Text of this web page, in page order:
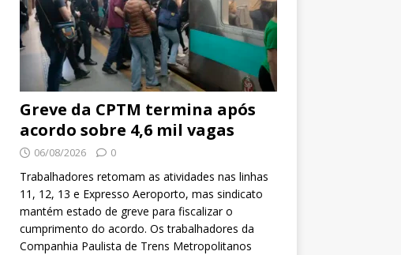
Greve da CPTM termina após
acordo sobre 4,6 mil vagas
06/08/2026 0
Trabalhadores retomam as atividades nas linhas
11, 12, 13 e Expresso Aeroporto, mas sindicato
mantém estado de greve para fiscalizar o
cumprimento do acordo. Os trabalhadores da
Companhia Paulista de Trens Metropolitanos